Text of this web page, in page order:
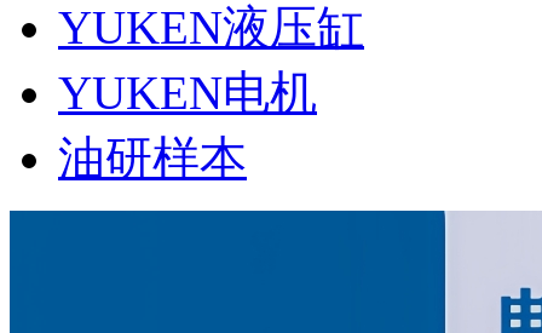
YUKEN液压缸
YUKEN电机
油研样本